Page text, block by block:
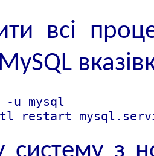
всі
u mysql
restart